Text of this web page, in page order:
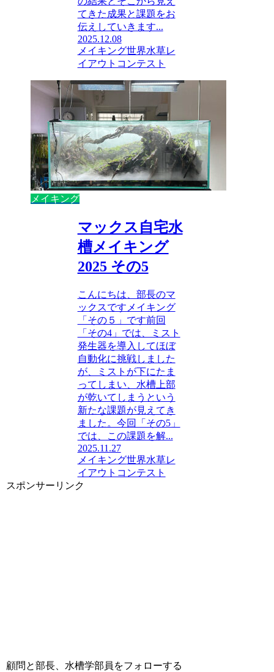
てきた成果と課題をお
伝えしていきます...
2025.12.08
メイキング世界水草レ
イアウトコンテスト
メイキング
マックス自宅水
槽メイキング
2025 その5
こんにちは、部長のマ
ックスですメイキング
「その５」です前回
「その4」では、ミスト
発生器を導入してほぼ
自動化に挑戦しました
が、ミストが下にたま
ってしまい、水槽上部
が乾いてしまうという
新たな課題が見えてき
ました。今回「その5」
では、この課題を解...
2025.11.27
メイキング世界水草レ
イアウトコンテスト
スポンサーリンク
顧問と部長、水槽学部員をフォローする